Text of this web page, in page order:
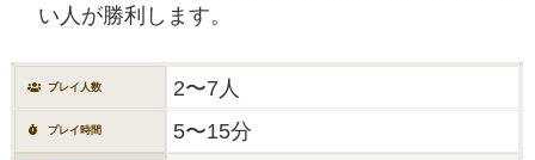
い人が勝利します。
プレイ人数 2〜7人
プレイ時間 5〜15分